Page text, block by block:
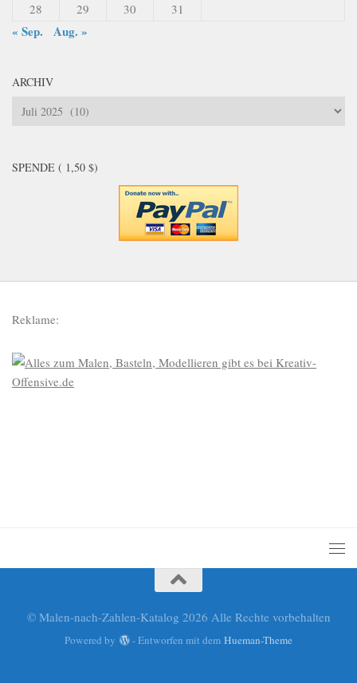
28 29 30 31
« Sep. Aug. »
ARCHIV
Archiv
SPENDE ( 1,50 $)
Reklame:
© Malen-nach-Zahlen-Katalog 2026 Alle Rechte vorbehalten
Powered by - Entworfen mit dem Hueman-Theme